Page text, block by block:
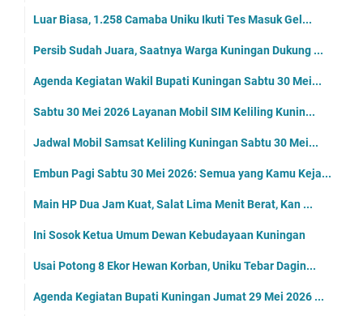
Luar Biasa, 1.258 Camaba Uniku Ikuti Tes Masuk Gel...
Persib Sudah Juara, Saatnya Warga Kuningan Dukung ...
Agenda Kegiatan Wakil Bupati Kuningan Sabtu 30 Mei...
Sabtu 30 Mei 2026 Layanan Mobil SIM Keliling Kunin...
Jadwal Mobil Samsat Keliling Kuningan Sabtu 30 Mei...
Embun Pagi Sabtu 30 Mei 2026: Semua yang Kamu Keja...
Main HP Dua Jam Kuat, Salat Lima Menit Berat, Kan ...
Ini Sosok Ketua Umum Dewan Kebudayaan Kuningan
Usai Potong 8 Ekor Hewan Korban, Uniku Tebar Dagin...
Agenda Kegiatan Bupati Kuningan Jumat 29 Mei 2026 ...